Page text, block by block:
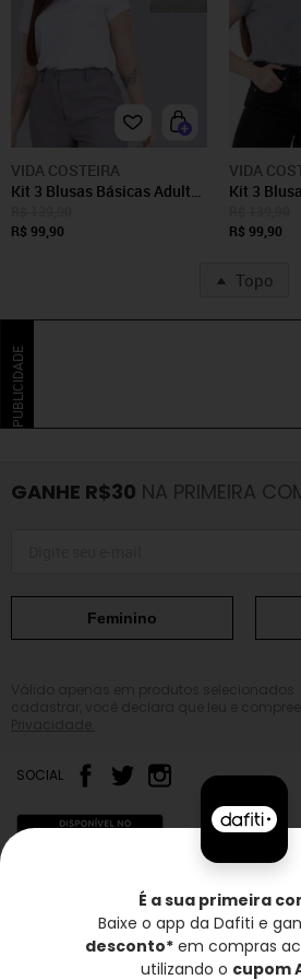
VIDA COSTEIRA
Kit 3 Blusas Básicas Adulto
R$ 99,90
VIDA
Kit 3
R$ 99,90
Topo
PUBLICIDADE
GANHE R$30 NA PRIMEIRA
Feminino
SOCIAL
Frete grátis* Troca grátis
É a sua primeira
Baixe o app da Dafiti e
desconto*em compras
utilizando o cupom